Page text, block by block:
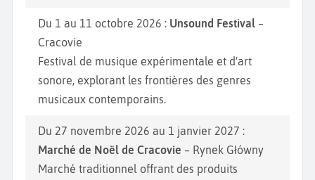
Du 1 au 11 octobre 2026 : Unsound Festival
–
Cracovie
Festival de musique expérimentale et d'art
sonore, explorant les frontières des genres
musicaux contemporains.
Du 27 novembre 2026 au 1 janvier 2027 :
Marché de Noël de Cracovie – Rynek Główny
Marché traditionnel offrant des produits